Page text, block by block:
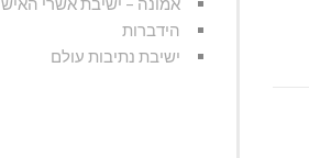
הידברות
ישיבת נתיבות עולם